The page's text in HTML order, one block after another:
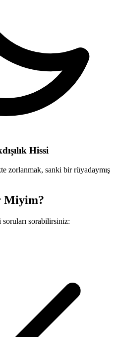
Hissi
zorlanmak, sanki bir rüyadaymış
Miyim?
sorabilirsiniz: